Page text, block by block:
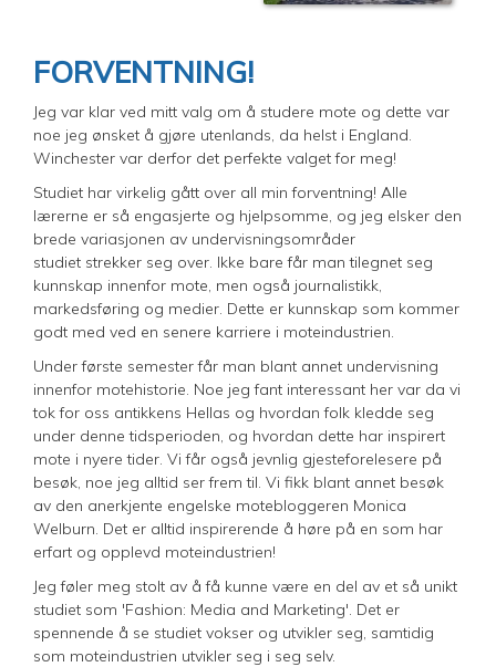
FORVENTNING!
Jeg var klar ved mitt valg om å studere mote og dette var
noe jeg ønsket å gjøre utenlands, da helst i England.
Winchester var derfor det perfekte valget for meg!
Studiet har virkelig gått over all min forventning! Alle
lærerne er så engasjerte og hjelpsomme, og jeg elsker den
brede variasjonen av undervisningsområder
studiet strekker seg over. Ikke bare får man tilegnet seg
kunnskap innenfor mote, men også journalistikk,
markedsføring og medier. Dette er kunnskap som kommer
godt med ved en senere karriere i moteindustrien.
Under første semester får man blant annet undervisning
innenfor motehistorie. Noe jeg fant interessant her var da vi
tok for oss antikkens Hellas og hvordan folk kledde seg
under denne tidsperioden, og hvordan dette har inspirert
mote i nyere tider. Vi får også jevnlig gjesteforelesere på
besøk, noe jeg alltid ser frem til. Vi fikk blant annet besøk
av den anerkjente engelske motebloggeren Monica
Welburn. Det er alltid inspirerende å høre på en som har
erfart og opplevd moteindustrien!
Jeg føler meg stolt av å få kunne være en del av et så unikt
studiet som 'Fashion: Media and Marketing'. Det er
spennende å se studiet vokser og utvikler seg, samtidig
som moteindustrien utvikler seg i seg selv.